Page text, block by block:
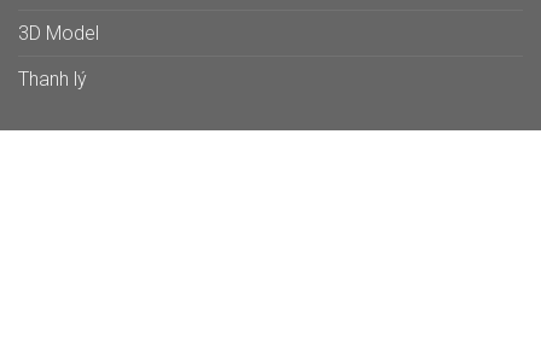
3D Model
Thanh lý